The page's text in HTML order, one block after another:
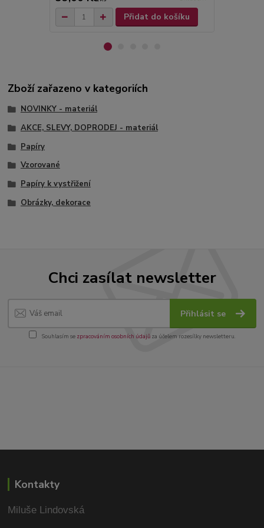
Přidat do košíku
Zboží zařazeno v kategoriích
NOVINKY - materiál
AKCE, SLEVY, DOPRODEJ - materiál
Papíry
Vzorované
Papíry k vystřižení
Obrázky, dekorace
Chci zasílat newsletter
Přihlásit se
Souhlasím se zpracováním osobních údajůza účelem rozesílky newsletteru.
Kontakty
Miluše Lindovská